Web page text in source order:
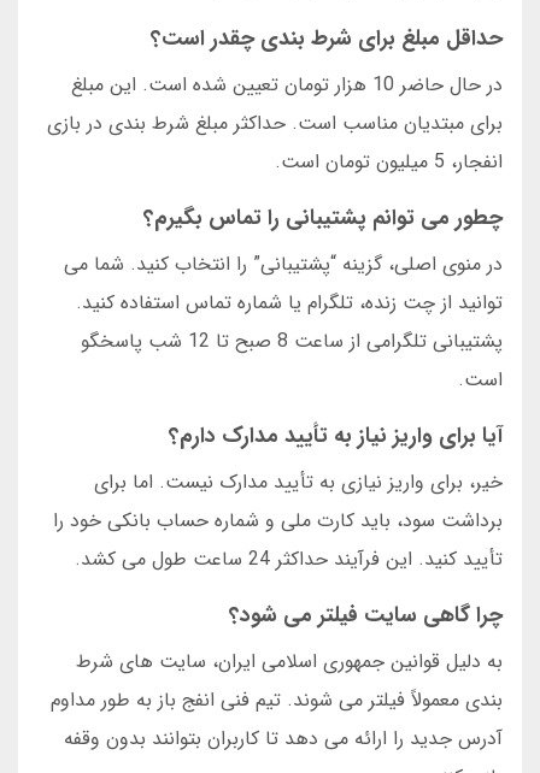
حداقل مبلغ برای شرط بندی چقدر است؟
در حال حاضر 10 هزار تومان تعیین شده است. این مبلغ
برای مبتدیان مناسب است. حداکثر مبلغ شرط بندی در بازی
انفجار، 5 میلیون تومان است.
چطور می توانم پشتیبانی را تماس بگیرم؟
در منوی اصلی، گزینه “پشتیبانی” را انتخاب کنید. شما می
توانید از چت زنده، تلگرام یا شماره تماس استفاده کنید.
پشتیبانی تلگرامی از ساعت 8 صبح تا 12 شب پاسخگو
است.
آیا برای واریز نیاز به تأیید مدارک دارم؟
خیر، برای واریز نیازی به تأیید مدارک نیست. اما برای
برداشت سود، باید کارت ملی و شماره حساب بانکی خود را
تأیید کنید. این فرآیند حداکثر 24 ساعت طول می کشد.
چرا گاهی سایت فیلتر می شود؟
به دلیل قوانین جمهوری اسلامی ایران، سایت های شرط
بندی معمولاً فیلتر می شوند. تیم فنی انفج باز به طور مداوم
آدرس جدید را ارائه می دهد تا کاربران بتوانند بدون وقفه